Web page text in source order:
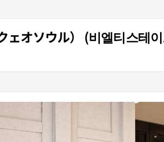
ェオソウル） (비엘티스테